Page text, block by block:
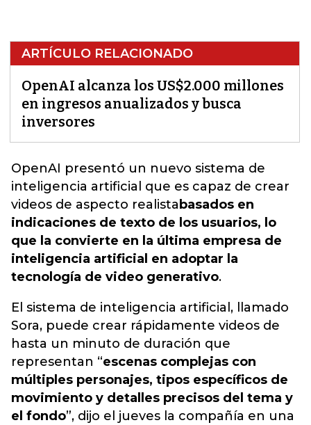
ARTÍCULO RELACIONADO
OpenAI alcanza los US$2.000 millones
en ingresos anualizados y busca
inversores
OpenAI presentó un nuevo sistema de
inteligencia artificial que es capaz de crear
videos de aspecto realista basados ​​en
indicaciones de texto de los usuarios, lo
que la convierte en la última empresa de
inteligencia artificial en adoptar la
tecnología de video generativo.
El sistema de inteligencia artificial, llamado
Sora, puede crear rápidamente videos de
hasta un minuto de duración que
representan “escenas complejas con
múltiples personajes, tipos específicos de
movimiento y detalles precisos del tema y
el fondo”, dijo el jueves la compañía en una